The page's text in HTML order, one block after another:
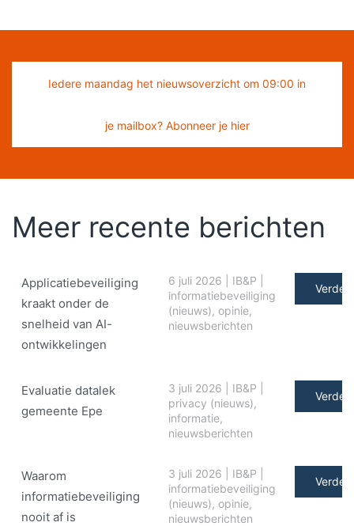
Iedere maandag het nieuwsoverzicht om 09:00 in
je mailbox? Abonneer je hier
Meer recente berichten
Applicatiebeveiliging
kraakt onder de
snelheid van AI-
ontwikkelingen
6 juli 2026 IB&P
informatiebeveiliging
(nieuws), opinie,
nieuwsberichten
Verder
Evaluatie datalek
gemeente Epe
3 juli 2026 IB&P
privacy (nieuws),
informatie,
nieuwsberichten
Verder
Waarom
informatiebeveiliging
nooit af is
3 juli 2026 IB&P
informatiebeveiliging
(nieuws), opinie,
nieuwsberichten
Verder